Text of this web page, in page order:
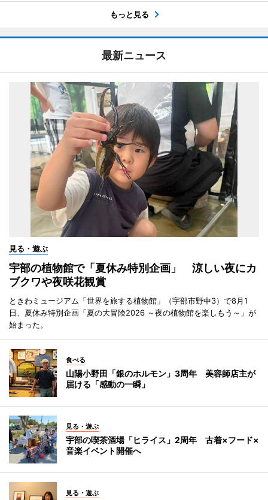
もっと見る
最新ニュース
見る・遊ぶ
宇部の植物館で「夏休み特別企画」 涼しい夜にカ
ブクワや夜咲花観賞
ときわミュージアム「世界を旅する植物館」（宇部市野中3）で8月1
日、夏休み特別企画「夏の大冒険2026 ～夜の植物館を楽しもう～」が
始まった。
食べる
山陽小野田「銀のホルモン」3周年 美容師店主が
届ける「感動の一瞬」
見る・遊ぶ
宇部の喫茶酒場「ヒライス」2周年 古着×フード×
音楽イベント開催へ
見る・遊ぶ